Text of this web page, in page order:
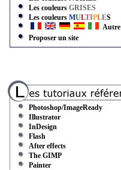
Les couleurs GRISES
Les couleurs MULTIPLES
Autre
Proposer un site
Photoshop/ImageReady
Illustrator
InDesign
Flash
After effects
The GIMP
Painter